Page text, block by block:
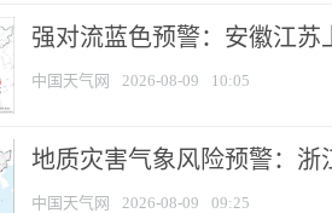
强对流蓝色预警：安徽江苏
中国天气网 2026-08-09 10:05
地质灾害气象风险预警：浙
中国天气网 2026-08-09 09:25